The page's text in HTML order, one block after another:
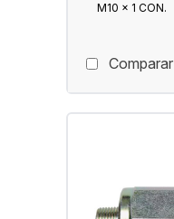
M10 x 1 CON.
Comparar